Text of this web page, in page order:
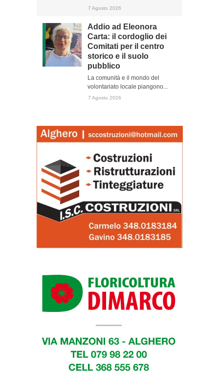
7 Agosto 2026
Addio ad Eleonora
Carta: il cordoglio dei
Comitati per il centro
storico e il suolo
pubblico
La comunità e il mondo del
volontariato locale piangono...
7 Agosto 2026